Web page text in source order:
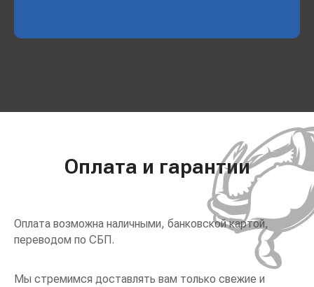
Оплата и гарантии
Оплата возможна наличными, банковской картой,
переводом по СБП.
Мы стремимся доставлять вам только свежие и